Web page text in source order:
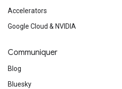
Accelerators
Google Cloud & NVIDIA
Communiquer
Blog
Bluesky